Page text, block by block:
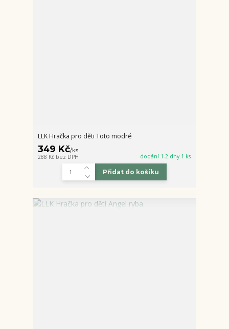
LLK Hračka pro děti Toto modré
349 Kč/ks
288 Kč bez DPH dodání 1-2 dny 1 ks
Přidat do košíku